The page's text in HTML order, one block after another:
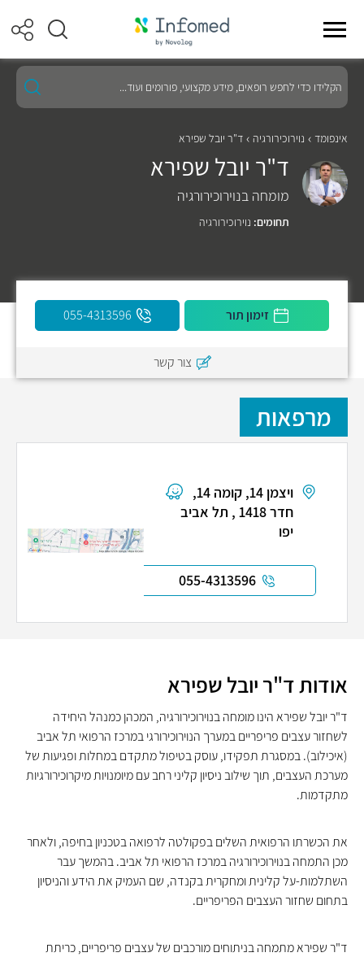
הקלידו
כדי
לחפש
מקצועי,
פורומים
ועוד...
אינפומד נוירוכירורגיה ד"ר יובל שפירא
ד"ר יובל שפירא
מומחה בנוירוכירורגיה
תחומים: נוירוכירורגיה
זימון תור 055-4313596
צור קשר
מרפאות
ויצמן 14, קומה 14,
חדר 1418 , תל אביב
יפו
055-4313596
אודות ד"ר יובל שפירא
ד"ר יובל שפירא הינו מומחה בנוירוכירורגיה, המכהן כמנהל היחידה
לשחזור עצבים פריפריים במערך הנוירוכירורגי במרכז הרפואי תל אביב
(איכילוב). במסגרת תפקידו, עוסק בטיפול מתקדם במחלות ופגיעות של
מערכת העצבים, תוך שילוב ניסיון קליני רחב עם מיומנויות מיקרוכירורגיות
מתקדמות.
את הכשרתו הרפואית השלים בפקולטה לרפואה בטכניון בחיפה, ולאחר
מכן התמחה בנוירוכירורגיה במרכז הרפואי תל אביב. בהמשך עבר
השתלמות-על קלינית ומחקרית בקנדה, שם העמיק את הידע והניסיון
בתחום שחזור העצבים הפריפריים.
ד"ר שפירא מתמחה בניתוחים מורכבים של עצבים פריפריים, כריתת